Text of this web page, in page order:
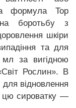
формула Top
боротьбу з
шкіри
та для
за вигідною
Рослин». В
для відновлення
цю сироватку —